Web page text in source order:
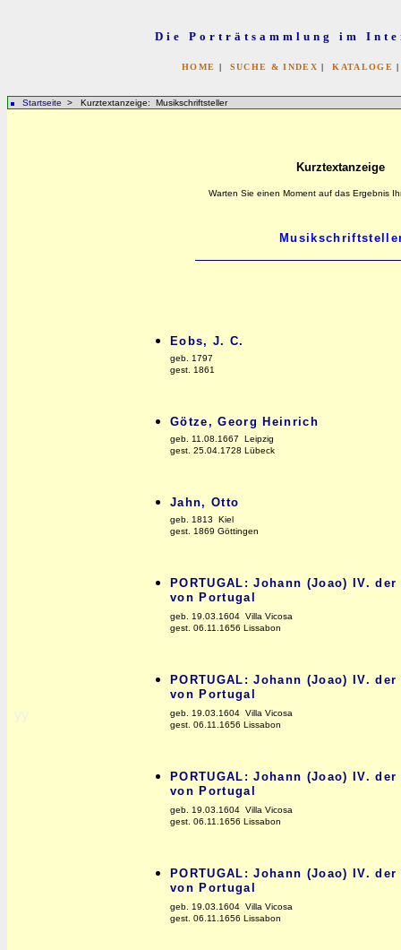
Die Porträtsammlung im
HOME | SUCHE & INDEX |KATALOGE
Startseite > Kurztextanzeige: Musikschriftsteller
yy
Kurztextanzeige
Warten Sie einen Moment auf das Ergebnis
Eobs, J. C.
geb. 1797
gest. 1861
Götze, Georg Heinrich
geb. 11.08.1667 Leipzig
gest. 25.04.1728 Lübeck
Jahn, Otto
geb. 1813 Kiel
gest. 1869 Göttingen
PORTUGAL: Johann (Joao) IV.
von Portugal
geb. 19.03.1604 Villa Vicosa
gest. 06.11.1656 Lissabon
PORTUGAL: Johann (Joao) IV.
von Portugal
geb. 19.03.1604 Villa Vicosa
gest. 06.11.1656 Lissabon
PORTUGAL: Johann (Joao) IV.
von Portugal
geb. 19.03.1604 Villa Vicosa
gest. 06.11.1656 Lissabon
PORTUGAL: Johann (Joao) IV.
von Portugal
geb. 19.03.1604 Villa Vicosa
gest. 06.11.1656 Lissabon